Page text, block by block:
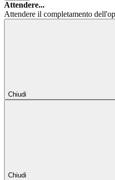
Attendere...
Attendere il completamento
Chiudi
Chiudi